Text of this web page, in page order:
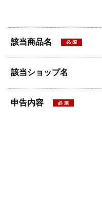
該当商品名
該当ショップ名
申告内容